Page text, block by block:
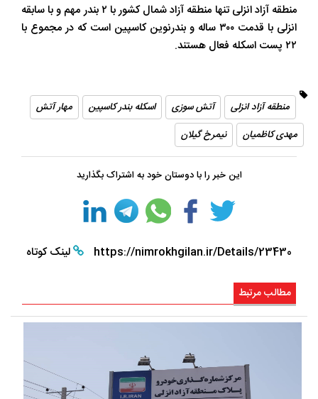
منطقه آزاد انزلی تنها منطقه آزاد شمال کشور با ۲ بندر مهم و با سابقه
انزلی با قدمت ۳۰۰ ساله و بندرنوین کاسپین است که در مجموع با
۲۲ پست اسکله فعال هستند.
منطقه آزاد انزلی آتش سوزی اسکله بندر کاسپین
مهار آتش
مهدی کاظمیان
نیمرخ گیلان
این خبر را با دوستان خود به اشتراک بگذارید
https://nimrokhgilan.ir/Details/23430 لینک کوتاه
مطالب مرتبط